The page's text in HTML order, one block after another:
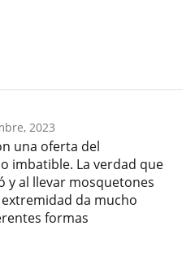
2023
una oferta del
imbatible. La verdad que
y al llevar mosquetones
da mucho
formas